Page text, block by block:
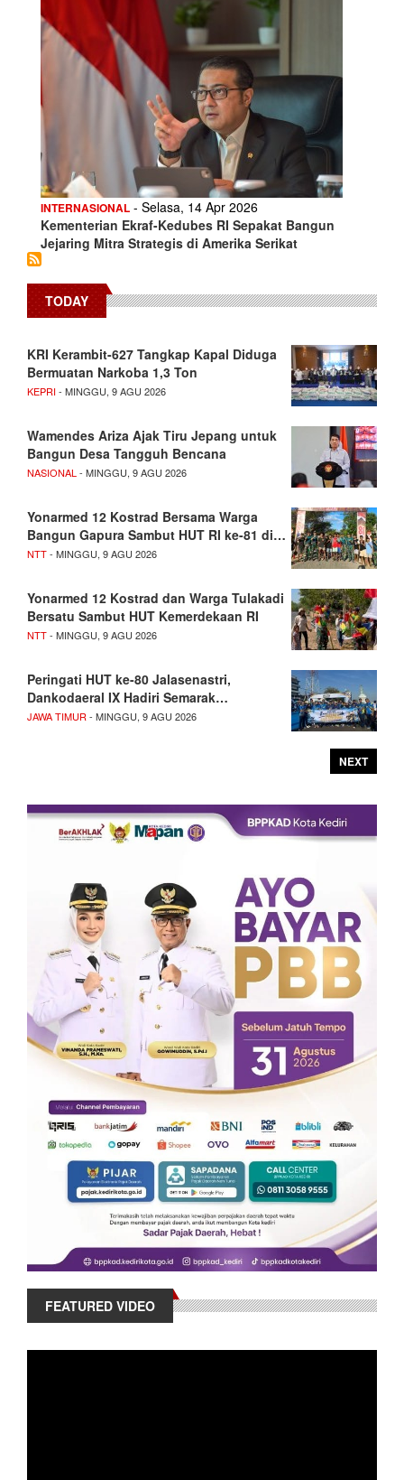
INTERNASIONAL - Selasa, 14 Apr 2026
Kementerian Ekraf-Kedubes RI Sepakat Bangun
Jejaring Mitra Strategis di Amerika Serikat
TODAY
KRI Kerambit-627 Tangkap Kapal Diduga
Bermuatan Narkoba 1,3 Ton
KEPRI- MINGGU, 9 AGU 2026
Wamendes Ariza Ajak Tiru Jepang untuk
Bangun Desa Tangguh Bencana
NASIONAL - MINGGU, 9 AGU 2026
Yonarmed 12 Kostrad Bersama Warga
Bangun Gapura Sambut HUT RI ke-81 di…
NTT- MINGGU, 9 AGU 2026
Yonarmed 12 Kostrad dan Warga Tulakadi
Bersatu Sambut HUT Kemerdekaan RI
NTT- MINGGU, 9 AGU 2026
Peringati HUT ke-80 Jalasenastri,
Dankodaeral IX Hadiri Semarak…
JAWA TIMUR - MINGGU, 9 AGU 2026
NEXT
FEATURED VIDEO